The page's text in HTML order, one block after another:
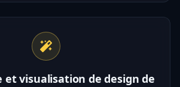
et visualisation de design de